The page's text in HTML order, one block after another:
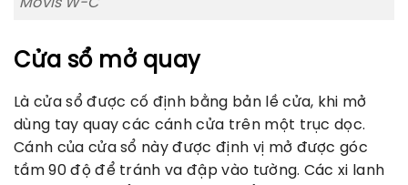
Movis W-C
Cửa sổ mở quay
Là cửa sổ được cố định bằng bản lề cửa, khi mở
dùng tay quay các cánh cửa trên một trục dọc.
Cánh của cửa sổ này được định vị mở được góc
tầm 90 độ để tránh va đập vào tường. Các xi lanh